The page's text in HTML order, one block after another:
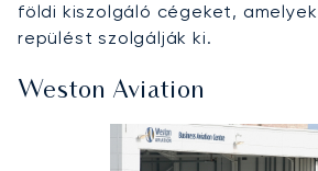
földi kiszolgáló cégeket,
repülést szolgálják ki.
Weston Aviation